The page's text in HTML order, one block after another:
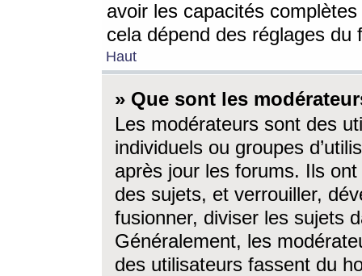
avoir les capacités
cela dépend des réglages du
Haut
» Que sont les
Les modérateurs sont des
individuels ou groupes
après jour les forums. Ils ont
des sujets, et verrouiller,
fusionner, diviser les sujets
Généralement, les
des utilisateurs fassent du